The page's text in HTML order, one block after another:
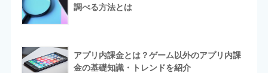
調べる方法とは
アプリ内課金とは？ゲーム以外のアプリ内課
金の基礎知識・トレンドを紹介